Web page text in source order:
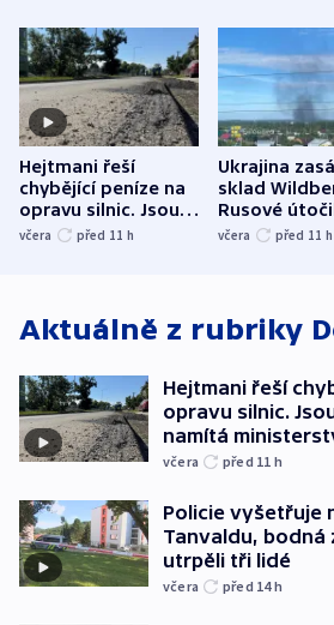
Hejtmani řeší
chybějící peníze na
opravu silnic. Jsou
nenárokové, namítá
včera před 11 h
Ukrajina
sklad
Rusové
trh, hasiče či
včera před 11 h
Aktuálně z rubriky
Hejtmani řeší
opravu silnic.
namítá
včera před 11 h
Policie vyšetřuje
Tanvaldu, bodná
utrpěli tři lidé
včera před 14h